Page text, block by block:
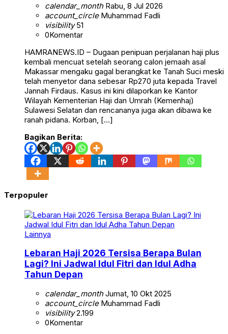
calendar_monthRabu, 8 Jul 2026
account_circleMuhammad Fadli
visibility51
0Komentar
HAMRANEWS.ID – Dugaan penipuan perjalanan haji plus
kembali mencuat setelah seorang calon jemaah asal
Makassar mengaku gagal berangkat ke Tanah Suci meski
telah menyetor dana sebesar Rp270 juta kepada Travel
Jannah Firdaus. Kasus ini kini dilaporkan ke Kantor
Wilayah Kementerian Haji dan Umrah (Kemenhaj)
Sulawesi Selatan dan rencananya juga akan dibawa ke
ranah pidana. Korban, […]
Bagikan Berita:
Terpopuler
Lainnya
Lebaran Haji 2026 Tersisa Berapa Bulan
Lagi? Ini Jadwal Idul Fitri dan Idul Adha
Tahun Depan
calendar_monthJumat, 10 Okt 2025
account_circleMuhammad Fadli
visibility2.199
0Komentar